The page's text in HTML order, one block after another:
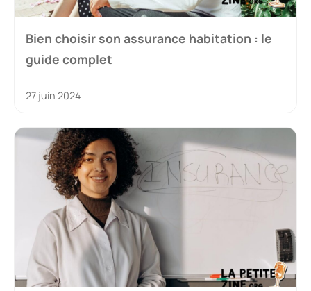
Bien choisir son assurance habitation : le
guide complet
27 juin 2024